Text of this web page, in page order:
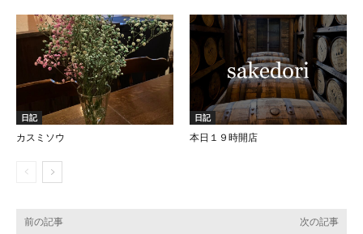
日記
カスミソウ
日記
本日１９時開店
前の記事 次の記事